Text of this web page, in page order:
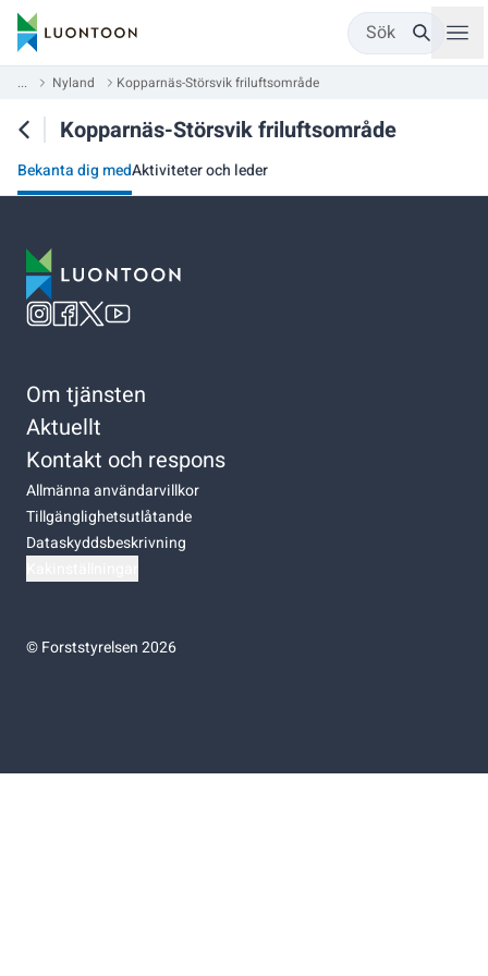
Sök
... Nyland Kopparnäs-Störsvik friluftsområde
Kopparnäs-Störsvik friluftsområde
Bekanta dig medAktiviteter och leder
Om tjänsten
Aktuellt
Kontakt och respons
Allmänna användarvillkor
Tillgänglighetsutlåtande
Dataskyddsbeskrivning
©Forststyrelsen 2026